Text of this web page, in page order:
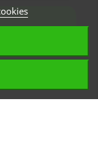
© 2026